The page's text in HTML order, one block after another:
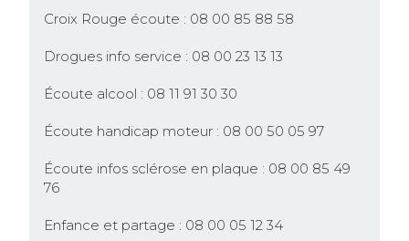
Croix Rouge écoute : 08 00 85 88 58
Drogues info service : 08 00 23 13 13
Écoute alcool : 08 11 91 30 30
Écoute handicap moteur : 08 00 50 05 97
Écoute infos sclérose en plaque : 08 00 85 49
76
Enfance et partage : 08 00 05 12 34